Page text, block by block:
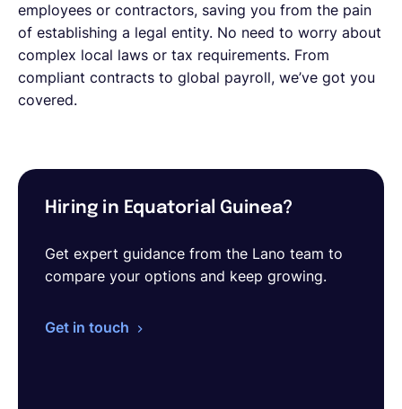
employees or contractors, saving you from the pain
of establishing a legal entity. No need to worry about
complex local laws or tax requirements. From
compliant contracts to global payroll, we’ve got you
covered.
Hiring in Equatorial Guinea?
Get expert guidance from the Lano team to
compare your options and keep growing.
Get in touch